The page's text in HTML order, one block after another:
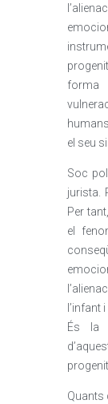
el seu
Soc
jurista.
Per
el
l’infant
És la
Quants